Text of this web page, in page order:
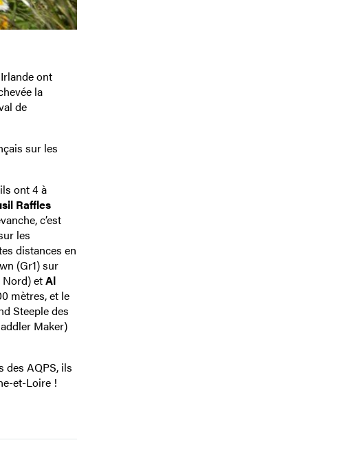
ont
la
de
sur les
ont 4 à
Raffles
c’est
les
distances en
(Gr1) sur
etAl
mètres, et le
Steeple des
Maker)
des AQPS, ils
et-Loire !